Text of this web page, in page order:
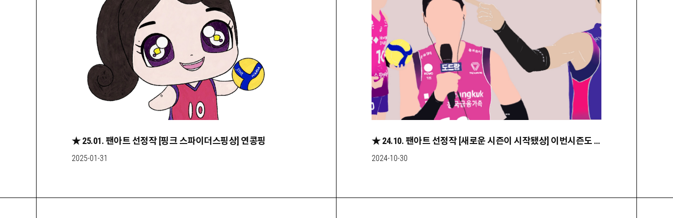
★ 25.01. 팬아트 선정작 [핑크 스파이더스핑상] 연콩핑
2025-01-31
★ 24.10. 팬아트 선정작 [새로운 시즌이 시작됐상] 이번시즌도 가보자고~
2024-10-30